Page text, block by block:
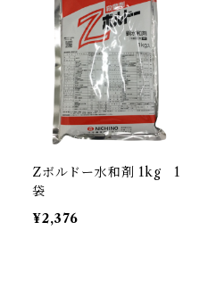
Zボルドー水和剤 1kg 1
袋
¥2,376